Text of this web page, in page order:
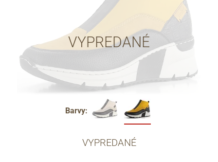
VYPREDANÉ
Barvy:
VYPREDANÉ